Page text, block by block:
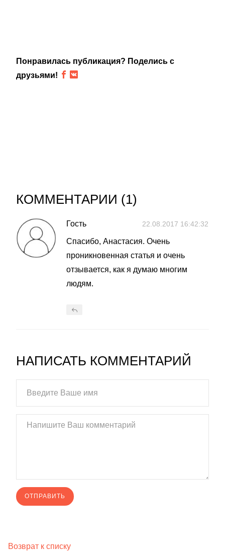
Понравилась публикация? Поделись с
друзьями!
КОММЕНТАРИИ (1)
Гость 22.08.2017 16:42:32
Спасибо, Анастасия. Очень
проникновенная статья и очень
отзывается, как я думаю многим
людям.
НАПИСАТЬ КОММЕНТАРИЙ
Возврат к списку